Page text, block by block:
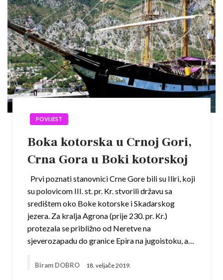
POVIJEST
Boka kotorska u Crnoj Gori,
Crna Gora u Boki kotorskoj
Prvi poznati stanovnici Crne Gore bili su Iliri, koji
su polovicom III. st. pr. Kr. stvorili državu sa
središtem oko Boke kotorske i Skadarskog
jezera. Za kralja Agrona (prije 230. pr. Kr.)
protezala se približno od Neretve na
sjeverozapadu do granice Epira na jugoistoku, a…
Biram DOBRO 18. veljače 2019.